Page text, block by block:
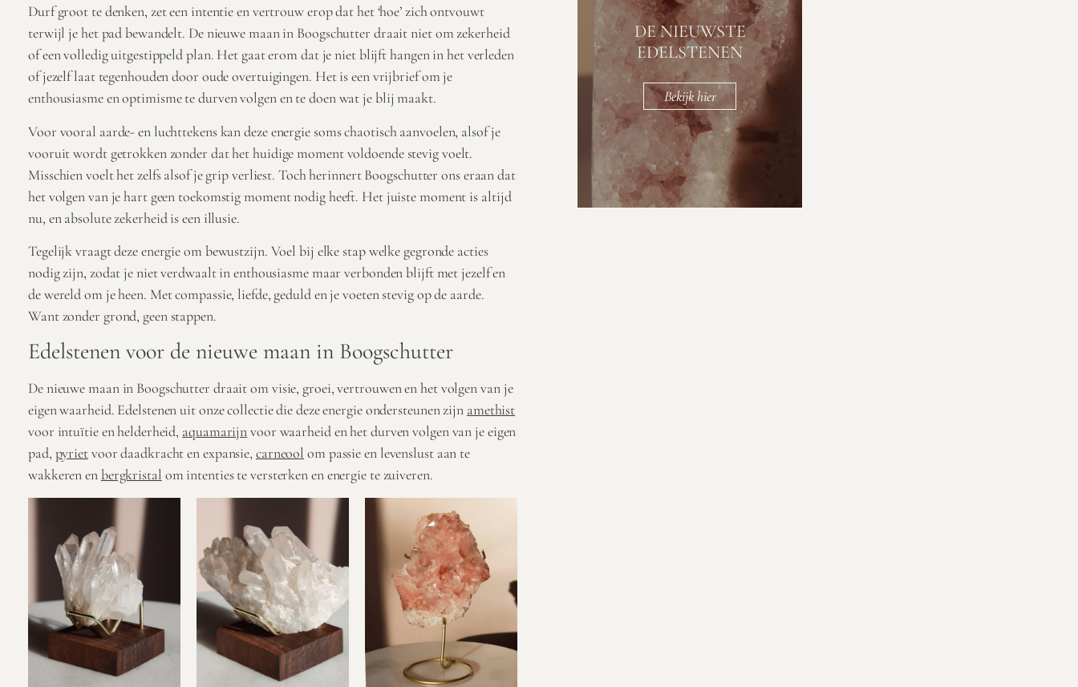
Durf groot te denken, zet een intentie en vertrouw erop dat het ‘hoe’ zich ontvouwt
terwijl je het pad bewandelt. De nieuwe maan in Boogschutter draait niet om zekerheid
of een volledig uitgestippeld plan. Het gaat erom dat je niet blijft hangen in het verleden
of jezelf laat tegenhouden door oude overtuigingen. Het is een vrijbrief om je
enthousiasme en optimisme te durven volgen en te doen wat je blij maakt.
Voor vooral aarde- en luchttekens kan deze energie soms chaotisch aanvoelen, alsof je
vooruit wordt getrokken zonder dat het huidige moment voldoende stevig voelt.
Misschien voelt het zelfs alsof je grip verliest. Toch herinnert Boogschutter ons eraan dat
het volgen van je hart geen toekomstig moment nodig heeft. Het juiste moment is altijd
nu, en absolute zekerheid is een illusie.
Tegelijk vraagt deze energie om bewustzijn. Voel bij elke stap welke gegronde acties
nodig zijn, zodat je niet verdwaalt in enthousiasme maar verbonden blijft met jezelf en
de wereld om je heen. Met compassie, liefde, geduld en je voeten stevig op de aarde.
Want zonder grond, geen stappen.
Edelstenen voor de nieuwe maan in Boogschutter
De nieuwe maan in Boogschutter draait om visie, groei, vertrouwen en het volgen van je
eigen waarheid. Edelstenen uit onze collectie die deze energie ondersteunen zijn amethist
voor intuïtie en helderheid, aquamarijnvoor waarheid en het durven volgen van je eigen
pad, pyrietvoor daadkracht en expansie, carneool om passie en levenslust aan te
wakkeren enbergkristal om intenties te versterken en energie te zuiveren.
DE NIEUWSTE
EDELSTENEN
Bekijk hier